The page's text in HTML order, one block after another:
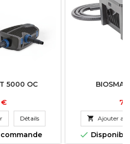
5000 OC
€
Détails  Ajouter au
